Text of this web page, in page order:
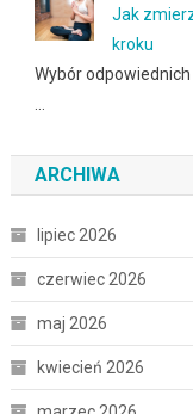
Jak
kroku
Wybór
…
ARCHIWA
lipiec 2026
czerwiec 2026
maj 2026
kwiecień 2026